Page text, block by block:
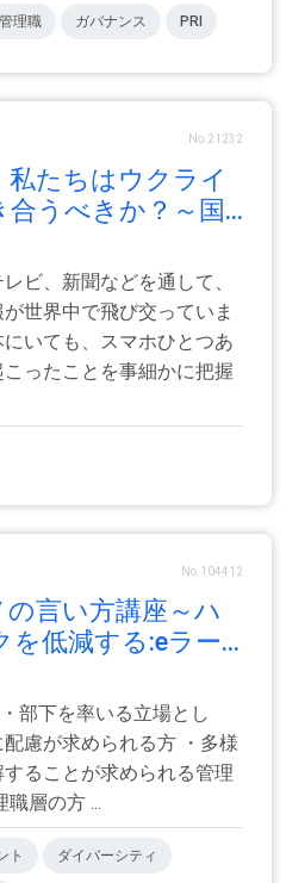
管理職 ガバナンス PRI
No.21232
たちはウクライ
うべきか？～国...
ビ、新聞などを通して、
世界中で飛び交っていま
いても、スマホひとつあ
ったことを事細かに把握
No.104412
言い方講座～ハ
低減する:eラー...
部下を率いる立場とし
慮が求められる方 ・多様
ることが求められる管理
層の方 ...
ト ダイバーシティ